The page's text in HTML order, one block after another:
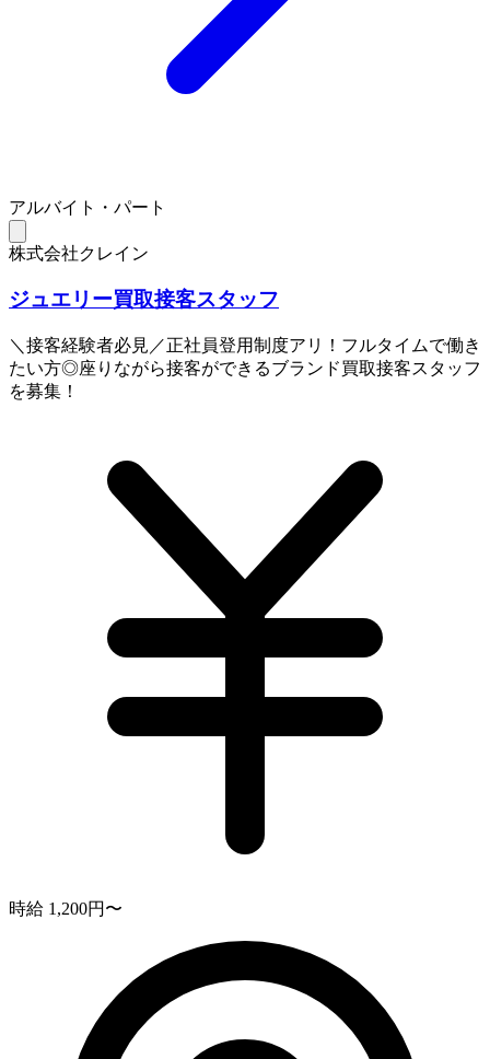
アルバイト・パート
株式会社クレイン
ジュエリー買取接客スタッフ
＼接客経験者必見／正社員登用制度アリ！フルタイムで働き
たい方◎座りながら接客ができるブランド買取接客スタッフ
を募集！
時給 1,200円〜